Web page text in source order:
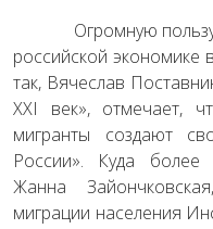
Огромную пользу
российской экономике
так, Вячеслав
XXI век», отмечает,
мигранты создают
России». Куда более
Жанна
миграции населения